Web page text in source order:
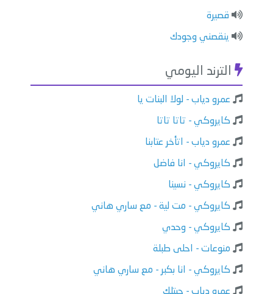
قصيرة
ينقصني وجودك
الترند اليومي
عمرو دياب - لولا البنات يا
كايروكي - تاتا تاتا
عمرو دياب - اتأخر عتابنا
كايروكي - انا فاضل
كايروكي - نسينا
كايروكي - مت لية - مع ساري هاني
كايروكي - وحدي
منوعات - احلى طبلة
كايروكي - انا بكبر - مع ساري هاني
عمرو دياب - جيتلك